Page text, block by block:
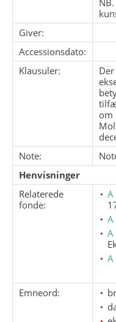
Giver:
Accessionsdato:
Klausuler:
om
Note:
Henvisninger
Relaterede
fonde:
A
A
A
A
Emneord: